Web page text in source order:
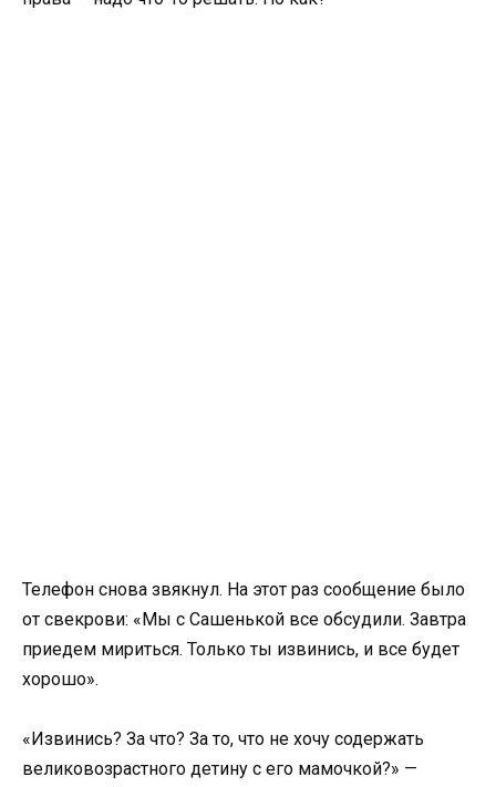
Телефон снова звякнул. На этот раз сообщение было
от свекрови: «Мы с Сашенькой все обсудили. Завтра
приедем мириться. Только ты извинись, и все будет
хорошо».
«Извинись? За что? За то, что не хочу содержать
великовозрастного детину с его мамочкой?» —